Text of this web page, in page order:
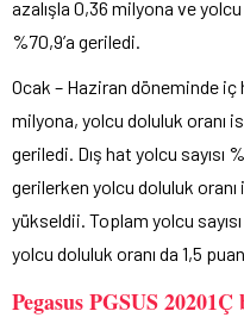
azalışla 0,36 milyona ve yolcu
%70,9’a geriledi.
Ocak – Haziran döneminde iç
milyona, yolcu doluluk oranı
geriledi. Dış hat yolcu sayısı
gerilerken yolcu doluluk oranı
yükseldii. Toplam yolcu
yolcu doluluk oranı da 1,5
Pegasus PGSUS